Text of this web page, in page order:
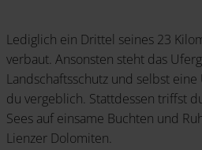
Lediglich ein Drittel seines 23
verbaut. Ansonsten steht das
Landschaftsschutz und selbst
du vergeblich. Stattdessen triffst
Sees auf einsame Buchten und
Lienzer Dolomiten.